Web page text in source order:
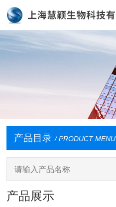
产品目录 / PRODUCT MENU
产品展示